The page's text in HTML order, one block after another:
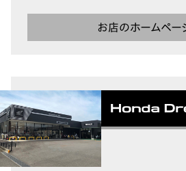
お店のホームペー